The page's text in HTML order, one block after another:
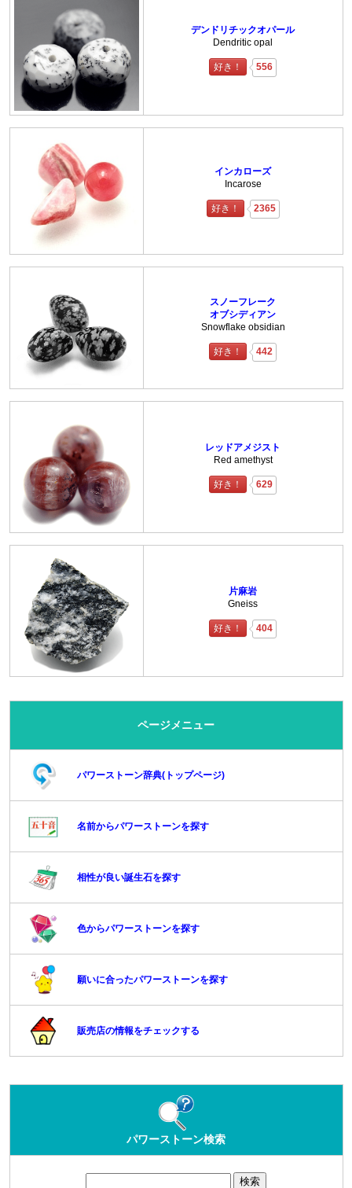
デンドリチックオパール
Dendritic opal
好き！ 556
インカローズ
Incarose
好き！ 2365
スノーフレーク
オブシディアン
Snowflake obsidian
好き！ 442
レッドアメジスト
Red amethyst
好き！ 629
片麻岩
Gneiss
好き！ 404
ページメニュー
パワーストーン辞典(トップページ)
名前からパワーストーンを探す
相性が良い誕生石を探す
色からパワーストーンを探す
願いに合ったパワーストーンを探す
販売店の情報をチェックする
パワーストーン検索